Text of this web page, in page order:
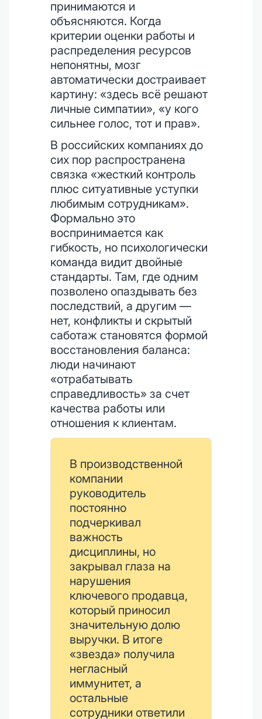
принимаются и
объясняются. Когда
критерии оценки работы и
распределения ресурсов
непонятны, мозг
автоматически достраивает
картину: «здесь всё решают
личные симпатии», «у кого
сильнее голос, тот и прав».
В российских компаниях до
сих пор распространена
связка «жесткий контроль
плюс ситуативные уступки
любимым сотрудникам».
Формально это
воспринимается как
гибкость, но психологически
команда видит двойные
стандарты. Там, где одним
позволено опаздывать без
последствий, а другим —
нет, конфликты и скрытый
саботаж становятся формой
восстановления баланса:
люди начинают
«отрабатывать
справедливость» за счет
качества работы или
отношения к клиентам.
В производственной
компании
руководитель
постоянно
подчеркивал
важность
дисциплины, но
закрывал глаза на
нарушения
ключевого продавца,
который приносил
значительную долю
выручки. В итоге
«звезда» получила
негласный
иммунитет, а
остальные
сотрудники ответили